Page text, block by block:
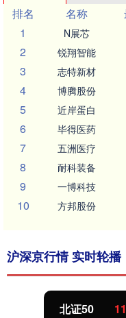
排名
名称
1
N展芯
2 锐翔智能
3 志特新材
4 博腾股份
5 近岸蛋白
6 毕得医药
7 五洲医疗
8 耐科装备
9 一博科技
10 方邦股份
沪深京行情 实时轮播
北证50